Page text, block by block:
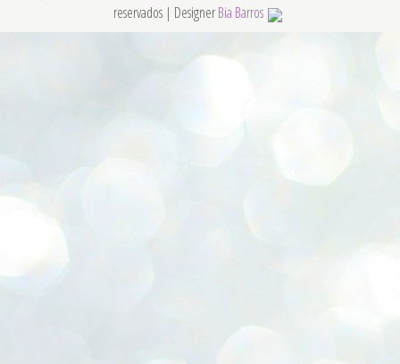
reservados | DesignerBia Barros